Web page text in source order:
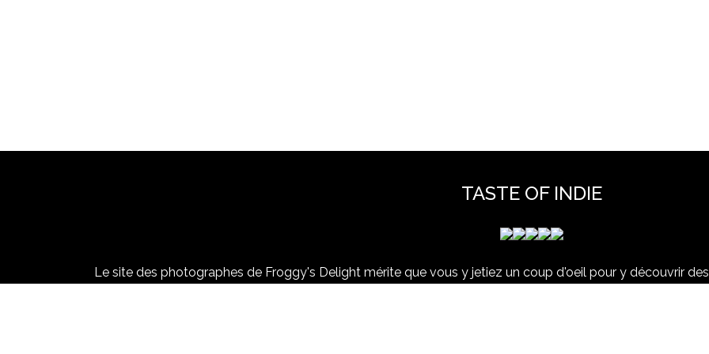
TASTE OF INDIE
Le site des photographes de Froggy's Delight mérite que vous y jetiez un coup d'oeil pour y découvrir